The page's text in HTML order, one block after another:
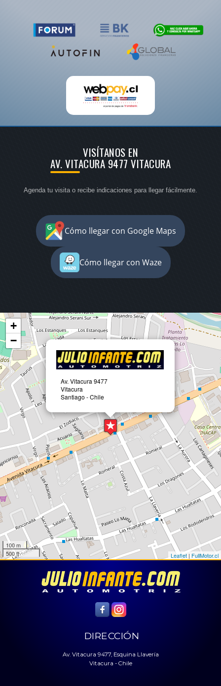
VISÍTANOS EN
AV. VITACURA 9477 VITACURA
Agenda tu visita o recibe indicaciones para llegar fácilmente.
Cómo llegar con Google Maps
Cómo llegar con Waze
Av. Vitacura 9477
Vitacura
Santiago - Chile
+
−
100 m
500 ft
Leaflet | FullMotor.cl
DIRECCIÓN
Av. Vitacura 9477, Esquina Llavería
Vitacura - Chile